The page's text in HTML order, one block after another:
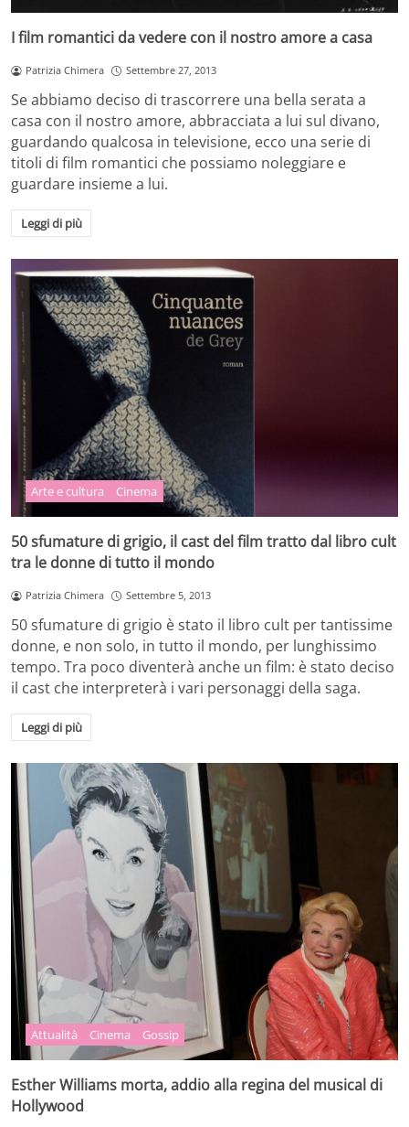
I film romantici da vedere con il nostro amore a casa
Patrizia Chimera Settembre 27, 2013
Se abbiamo deciso di trascorrere una bella serata a
casa con il nostro amore, abbracciata a lui sul divano,
guardando qualcosa in televisione, ecco una serie di
titoli di film romantici che possiamo noleggiare e
guardare insieme a lui.
Leggi di più
Arte e cultura Cinema
50 sfumature di grigio, il cast del film tratto dal libro cult
tra le donne di tutto il mondo
Patrizia Chimera Settembre 5, 2013
50 sfumature di grigio è stato il libro cult per tantissime
donne, e non solo, in tutto il mondo, per lunghissimo
tempo. Tra poco diventerà anche un film: è stato deciso
il cast che interpreterà i vari personaggi della saga.
Leggi di più
Attualità Cinema Gossip
Esther Williams morta, addio alla regina del musical di
Hollywood